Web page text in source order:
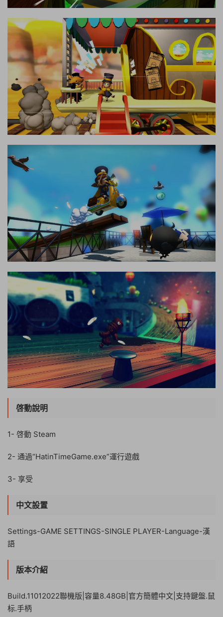
啓動說明
1- 啓動 Steam
2- 通過“HatinTimeGame.exe”運行遊戲
3- 享受
中文設置
Settings-GAME SETTINGS-SINGLE PLAYER-Language-漢
語
版本介紹
Build.11012022聯機版|容量8.48GB|官方簡體中文|支持鍵盤.鼠
标.手柄